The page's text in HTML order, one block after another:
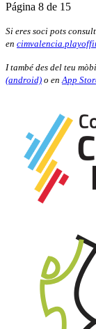
Página 8 de 15
Si eres soci pots
en
I també des del teu
(android) o enApp